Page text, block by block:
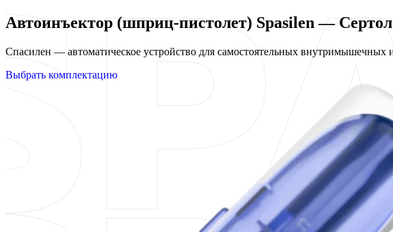
Автоинъектор (шприц-пистолет) Spasilen —
Спасилен — автоматическое устройство для самостоятельных
Выбрать комплектацию